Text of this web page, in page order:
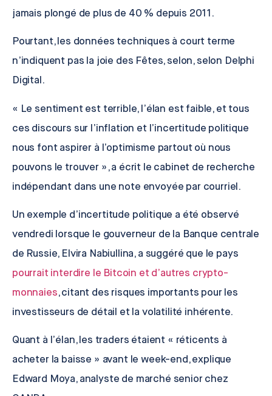
jamais plongé de plus de 40 % depuis 2011.
Pourtant, les données techniques à court terme
n’indiquent pas la joie des Fêtes, selon, selon Delphi
Digital .
« Le sentiment est terrible, l’élan est faible, et tous
ces discours sur l’inflation et l’incertitude politique
nous font aspirer à l’optimisme partout où nous
pouvons le trouver », a écrit le cabinet de recherche
indépendant dans une note envoyée par courriel.
Un exemple d’incertitude politique a été observé
vendredi lorsque le gouverneur de la Banque centrale
de Russie, Elvira Nabiullina, a suggéré que le pays
pourrait interdire le Bitcoin et d’autres crypto-
monnaies, citant des risques importants pour les
investisseurs de détail et la volatilité inhérente.
Quant à l’élan, les traders étaient « réticents à
acheter la baisse » avant le week-end, explique
Edward Moya, analyste de marché senior chez